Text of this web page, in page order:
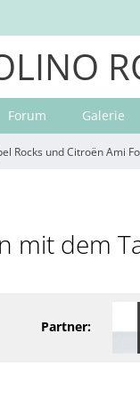
Forum Galerie
Rocks und Citroën Ami
mit dem
Partner: